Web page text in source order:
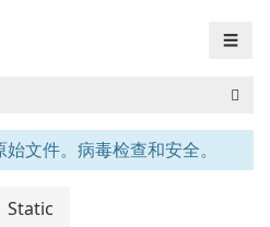
☰
文件。病毒检查和安全。
Static